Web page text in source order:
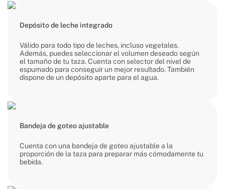
Depósito de leche integrado
Válido para todo tipo de leches, incluso vegetales.
Además, puedes seleccionar el volumen deseado según
el tamaño de tu taza. Cuenta con selector del nivel de
espumado para conseguir un mejor resultado. También
dispone de un depósito aparte para el agua.
Bandeja de goteo ajustable
Cuenta con una bandeja de goteo ajustable a la
proporción de la taza para preparar más cómodamente tu
bebida.